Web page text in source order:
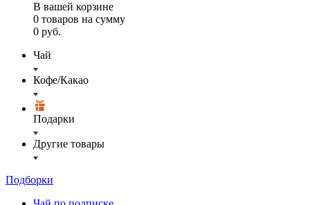
В вашей корзине
0 товаров на сумму
0 руб.
Чай
Кофе/Какао
Подарки
Другие товары
Подборки